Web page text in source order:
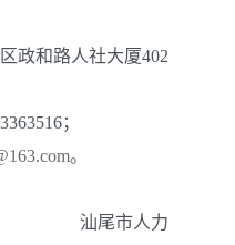
和路人社大厦402
；
。
人力